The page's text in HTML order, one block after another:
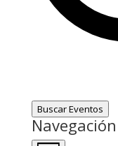
Buscar Eventos